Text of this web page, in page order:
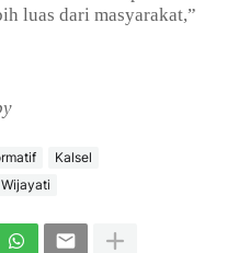
luas dari masyarakat,”
Kalsel